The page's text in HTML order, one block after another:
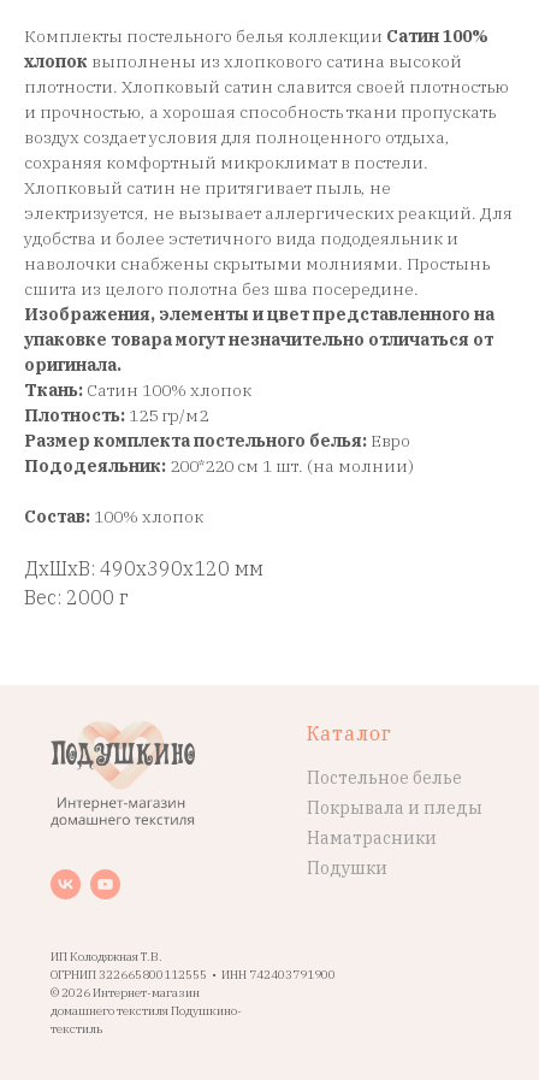
Комплекты постельного белья коллекции Сатин 100%
хлопок выполнены из хлопкового сатина высокой
плотности. Хлопковый сатин славится своей плотностью
и прочностью, а хорошая способность ткани пропускать
воздух создает условия для полноценного отдыха,
сохраняя комфортный микроклимат в постели.
Хлопковый сатин не притягивает пыль, не
электризуется, не вызывает аллергических реакций. Для
удобства и более эстетичного вида пододеяльник и
наволочки снабжены скрытыми молниями. Простынь
сшита из целого полотна без шва посередине.
Изображения, элементы и цвет представленного на
упаковке товара могут незначительно отличаться от
оригинала.
Ткань: Сатин 100% хлопок
Плотность: 125 гр/м2
Размер комплекта постельного белья: Евро
Пододеяльник: 200*220 см 1 шт. (на молнии)
Состав: 100% хлопок
ДxШxВ: 490x390x120 мм
Вес: 2000 г
ИП Колодяжная Т.В.
ОГРНИП 322665800112555 • ИНН 742403791900
© 2026 Интернет-магазин
домашнего текстиля Подушкино-
текстиль
Каталог
Постельное белье
Покрывала и пледы
Наматрасники
Подушки